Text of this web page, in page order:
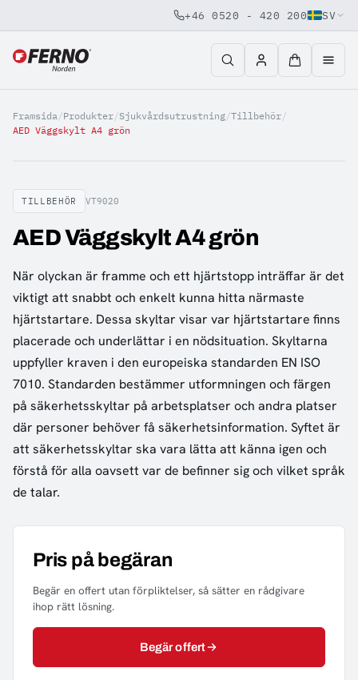
Jump to content
+46 0520 - 420 200 SV
Framsida/Produkter/Sjukvårdsutrustning/Tillbehör/
AED Väggskylt A4 grön
TILLBEHÖR VT9020
AED Väggskylt A4 grön
När olyckan är framme och ett hjärtstopp inträffar är det
viktigt att snabbt och enkelt kunna hitta närmaste
hjärtstartare. Dessa skyltar visar var hjärtstartare finns
placerade och underlättar i en nödsituation. Skyltarna
uppfyller kraven i den europeiska standarden EN ISO
7010. Standarden bestämmer utformningen och färgen
på säkerhetsskyltar på arbetsplatser och andra platser
där personer behöver få säkerhetsinformation. Syftet är
att säkerhetsskyltar ska vara lätta att känna igen och
förstå för alla oavsett var de befinner sig och vilket språk
de talar.
Pris på begäran
Begär en offert utan förpliktelser, så sätter en rådgivare
ihop rätt lösning.
Begär offert